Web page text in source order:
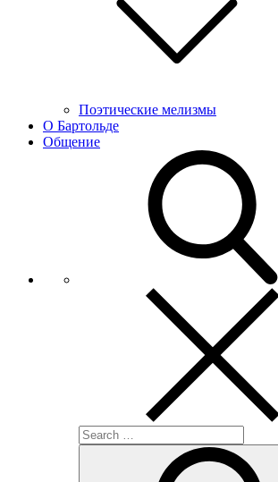
Поэтические мелизмы
О Бартольде
Общение
Search
for: